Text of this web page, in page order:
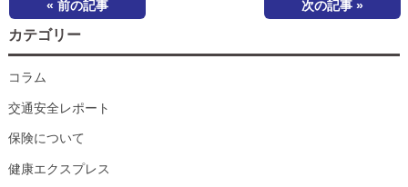
« 前の記事 次の記事 »
カテゴリー
コラム
交通安全レポート
保険について
健康エクスプレス